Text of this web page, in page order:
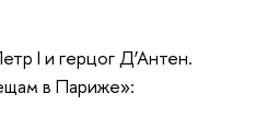
I и герцог Д’Антен.
в Париже»: